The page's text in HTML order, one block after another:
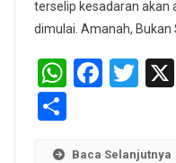
terselip kesadaran akan
dimulai. Amanah, Bukan
Share
Baca Selanjutnya